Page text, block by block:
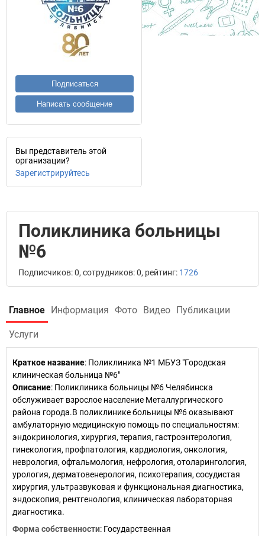
Подписаться
Написать сообщение
Вы представитель этой
организации?
Зарегистрируйтесь
Поликлиника больницы
№6
Подписчиков: 0, сотрудников: 0, рейтинг: 1726
Главное Информация Фото Видео Публикации
Услуги
Краткое название: Поликлиника №1 МБУЗ "Городская
клиническая больница №6"
Описание: Поликлиника больницы №6 Челябинска
обслуживает взрослое население Металлургического
района города.В поликлинике больницы №6 оказывают
амбулаторную медицинскую помощь по специальностям:
эндокринология, хирургия, терапия, гастроэнтерология,
гинекология, профпатология, кардиология, онкология,
неврология, офтальмология, нефрология, отоларингология,
урология, дерматовенерология, психотерапия, сосудистая
хирургия, ультразвуковая и функциональная диагностика,
эндоскопия, рентгенология, клиническая лабораторная
диагностика.
Форма собственности: Государственная